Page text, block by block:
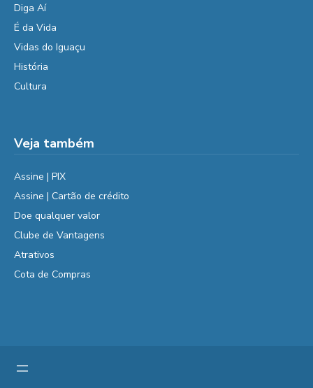
Diga Aí
É da Vida
Vidas do Iguaçu
História
Cultura
Veja também
Assine | PIX
Assine | Cartão de crédito
Doe qualquer valor
Clube de Vantagens
Atrativos
Cota de Compras